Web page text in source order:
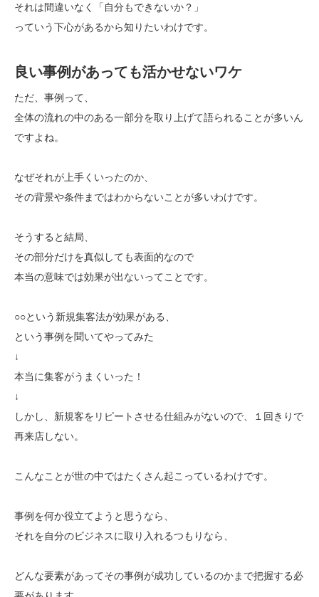
それは間違いなく「自分もできないか？」
っていう下心があるから知りたいわけです。
良い事例があっても活かせないワケ
ただ、事例って、
全体の流れの中のある一部分を取り上げて語られることが多いん
ですよね。
なぜそれが上手くいったのか、
その背景や条件まではわからないことが多いわけです。
そうすると結局、
その部分だけを真似しても表面的なので
本当の意味では効果が出ないってことです。
○○という新規集客法が効果がある、
という事例を聞いてやってみた
↓
本当に集客がうまくいった！
↓
しかし、新規客をリピートさせる仕組みがないので、１回きりで
再来店しない。
こんなことが世の中ではたくさん起こっているわけです。
事例を何か役立てようと思うなら、
それを自分のビジネスに取り入れるつもりなら、
どんな要素があってその事例が成功しているのかまで把握する必